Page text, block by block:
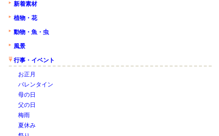
新着素材
植物・花
動物・魚・虫
風景
行事・イベント
お正月
バレンタイン
母の日
父の日
梅雨
夏休み